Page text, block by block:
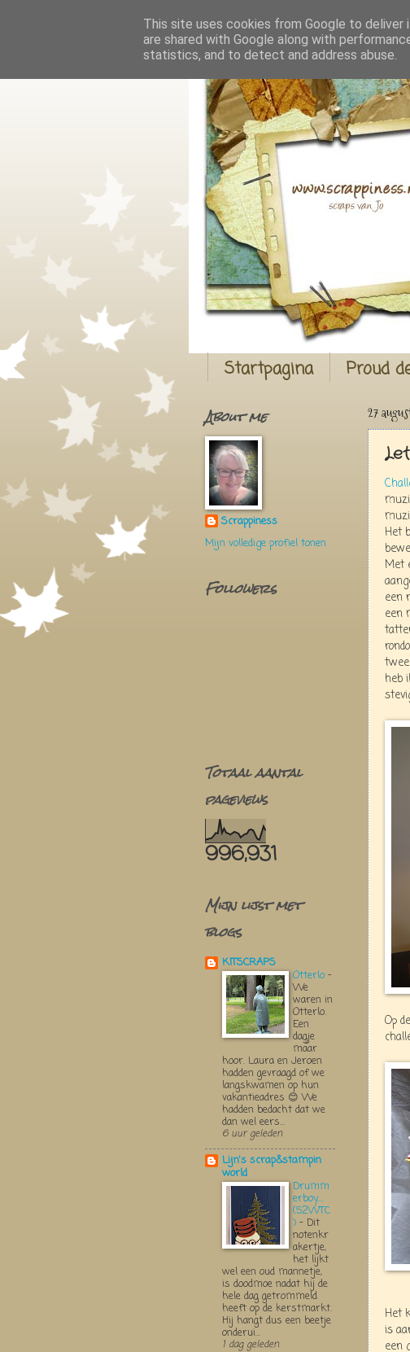
Startpagina Proud
27
Het
Met
een
een
heb
Op
Het
is
een
About me
Scrappiness
Mijn volledige profiel tonen
Followers
Totaal aantal
pageviews
996,931
Mijn lijst met
blogs
KITSCRAPS
Otterlo -
We
waren in
Otterlo.
Een
dagje
maar
hoor. Laura en Jeroen
hadden gevraagd of we
langskwamen op hun
vakantieadres 😊 We
hadden bedacht dat we
dan wel eers...
6 uur geleden
Lijn's scrap&stampin
world
Drumm
erboy....
(52WTC
) - Dit
notenkr
akertje,
het lijkt
wel een oud mannetje,
is doodmoe nadat hij de
hele dag getrommeld
heeft op de kerstmarkt.
Hij hangt dus een beetje
onderui...
1 dag geleden
This site uses cookies from Google to deliver
are shared with Google along with
statistics, and to detect and address abuse.